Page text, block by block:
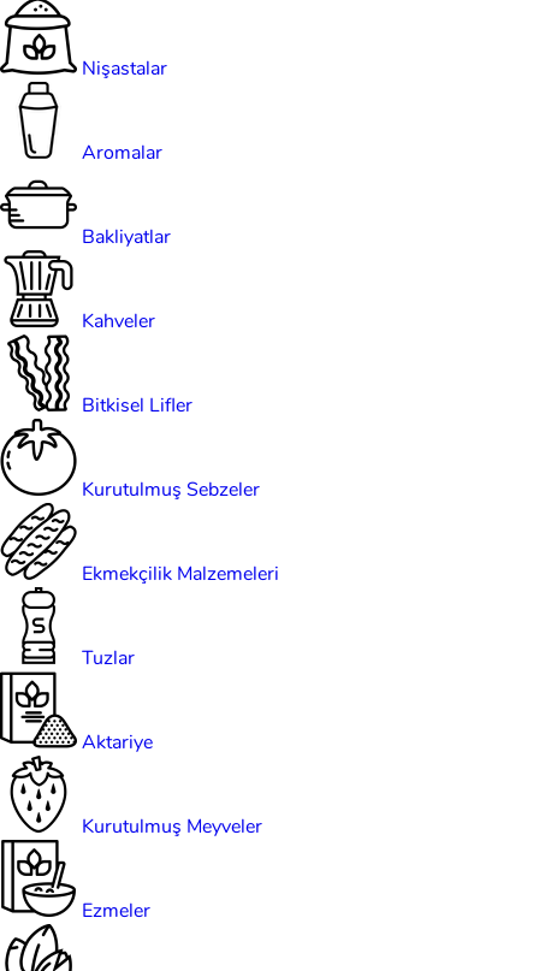
Nişastalar
Aromalar
Bakliyatlar
Kahveler
Bitkisel Lifler
Kurutulmuş Sebzeler
Ekmekçilik Malzemeleri
Tuzlar
Aktariye
Kurutulmuş Meyveler
Ezmeler